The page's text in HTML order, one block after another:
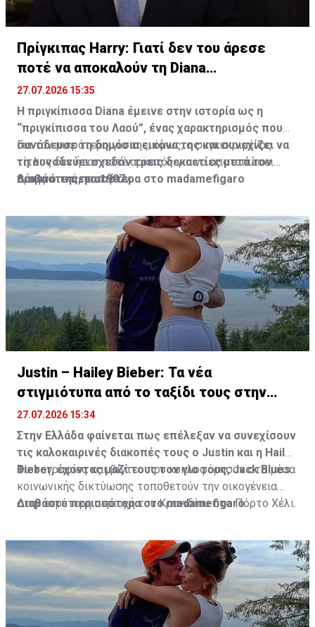
Πρίγκιπας Harry: Γιατί δεν του άρεσε
ποτέ να αποκαλούν τη Diana
“πριγκίπισσα”
27.07.2026 15:35
Η πριγκίπισσα Diana έμεινε στην ιστορία ως η
“πριγκίπισσα του Λαού”, ένας χαρακτηρισμός που
συνόδευσε τη δημόσια εικόνα της και συνεχίζει να
τη συνοδεύει σχεδόν τρεις δεκαετίες μετά τον
θάνατό της, το 1997.
Για τον μικρότερο γιο της, όμως, ο συγκεκριμένος
τίτλος δεν ήταν ποτέ αρκετός για να αποτυπώσει
πραγματικά ποια ήταν.
Διαβάστε περισσότερα στο madamefigaro
Justin – Hailey Bieber: Τα νέα
στιγμιότυπα από το ταξίδι τους στην
Ελλάδα
27.07.2026 15:34
Στην Ελλάδα φαίνεται πως επέλεξαν να συνεχίσουν
τις καλοκαιρινές διακοπές τους ο Justin και η Hailey
Bieber, έχοντας μαζί τους τον γιο τους, Jack Blues.
Φωτογραφίες και βίντεο που κυκλοφόρησαν στα μέσα
κοινωνικής δικτύωσης τοποθετούν την οικογένεια
στην ευρύτερη περιοχή του Κρανιδίου στο Πόρτο Χέλι.
Διαβάστε περισσότερα στο madamefigaro